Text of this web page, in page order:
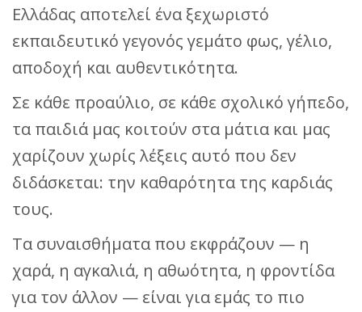
Ελλάδας αποτελεί ένα ξεχωριστό
εκπαιδευτικό γεγονός γεμάτο φως, γέλιο,
αποδοχή και αυθεντικότητα.
Σε κάθε προαύλιο, σε κάθε σχολικό γήπεδο,
τα παιδιά μας κοιτούν στα μάτια και μας
χαρίζουν χωρίς λέξεις αυτό που δεν
διδάσκεται: την καθαρότητα της καρδιάς
τους.
Τα συναισθήματα που εκφράζουν — η
χαρά, η αγκαλιά, η αθωότητα, η φροντίδα
για τον άλλον — είναι για εμάς το πιο